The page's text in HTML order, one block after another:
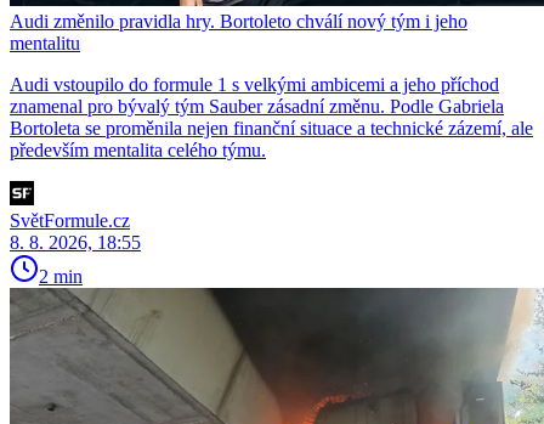
Audi změnilo pravidla hry. Bortoleto chválí nový tým i jeho
mentalitu
Audi vstoupilo do formule 1 s velkými ambicemi a jeho příchod
znamenal pro bývalý tým Sauber zásadní změnu. Podle Gabriela
Bortoleta se proměnila nejen finanční situace a technické zázemí, ale
především mentalita celého týmu.
SvětFormule.cz
8. 8. 2026, 18:55
2 min